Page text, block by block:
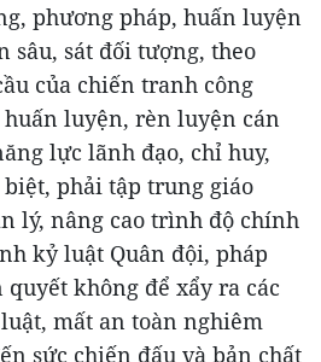
phương pháp, huấn luyện
sâu, sát đối tượng, theo
của chiến tranh công
huấn luyện, rèn luyện cán
lực lãnh đạo, chỉ huy,
phải tập trung giáo
lý, nâng cao trình độ chính
kỷ luật Quân đội, pháp
không để xẩy ra các
mất an toàn nghiêm
sức chiến đấu và bản chất